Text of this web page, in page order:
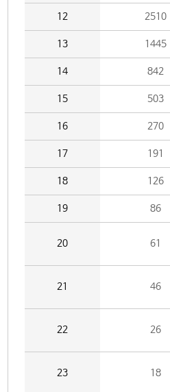
12 2510
13 1445
14 842
15 503
16 270
17 191
18 126
19 86
20 61
21 46
22 26
23 18